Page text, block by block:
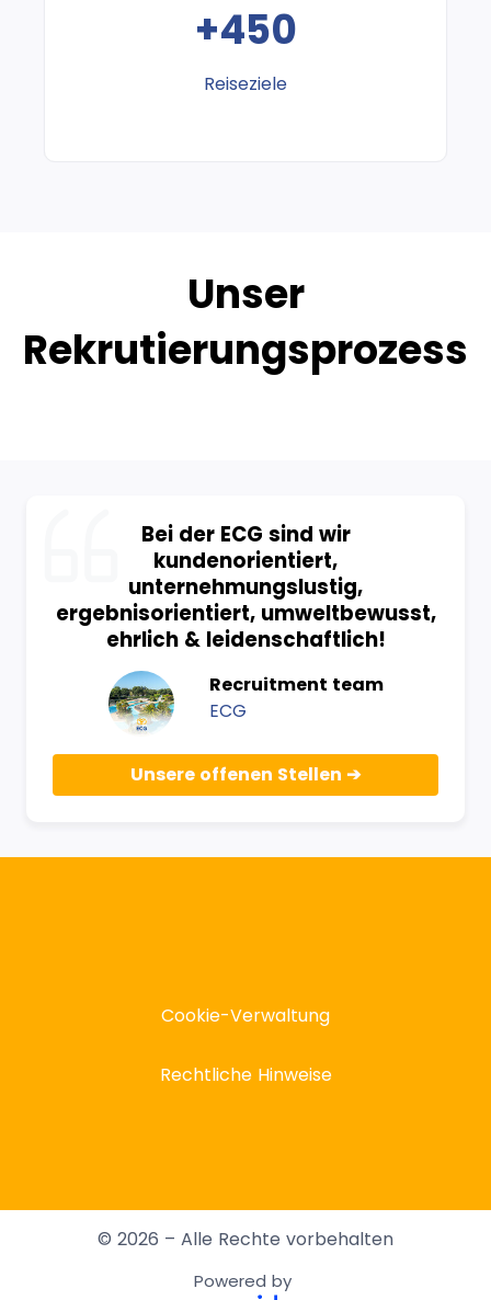
+450
Reiseziele
Unser
Rekrutierungsprozess
Bei der ECG sind wir
kundenorientiert,
unternehmungslustig,
ergebnisorientiert, umweltbewusst,
ehrlich & leidenschaftlich!
Recruitment team
ECG
Unsere offenen Stellen
Cookie-Verwaltung
Rechtliche Hinweise
© 2026 – Alle Rechte vorbehalten
Powered by